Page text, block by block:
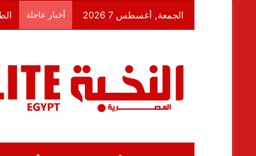
الجمعة, أغسطس 7 2026 أخبار عاجلة